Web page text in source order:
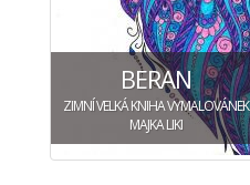
BERAN
ZIMNÍ VELKÁ KNIHA VYMALOVÁNEK
MAJKA LIKI